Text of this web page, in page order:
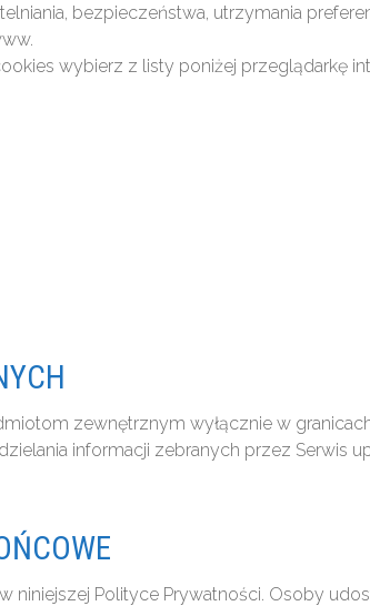
bezpieczeństwa, utrzymania
wybierz z listy poniżej przeglądarkę
zewnętrznym wyłącznie w
informacji zebranych przez
niniejszej Polityce Prywatności. Osoby